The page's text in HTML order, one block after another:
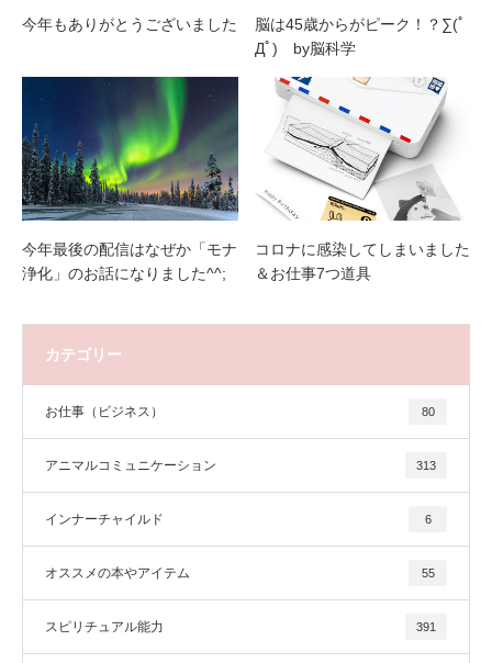
今年もありがとうございました
脳は45歳からがピーク！？∑(ﾟ
Дﾟ) by脳科学
今年最後の配信はなぜか「モナ
浄化」のお話になりました^^;
コロナに感染してしまいました
＆お仕事7つ道具
カテゴリー
お仕事（ビジネス） 80
アニマルコミュニケーション 313
インナーチャイルド 6
オススメの本やアイテム 55
スピリチュアル能力 391